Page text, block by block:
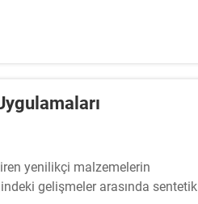
yenilikçi malzemelerin
gelişmeler arasında sentetik